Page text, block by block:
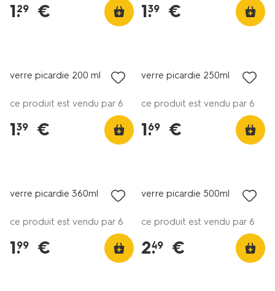
9401037.html
1.
29 € 1.
39 €
verre picardie 200 ml
ce produit est vendu par 6
1.
39 €
verre picardie 250ml
ce produit est vendu par 6
1.
69 €
verre picardie 360ml
ce produit est vendu par 6
1.
99 €
verre picardie 500ml
ce produit est vendu par 6
2.
49 €